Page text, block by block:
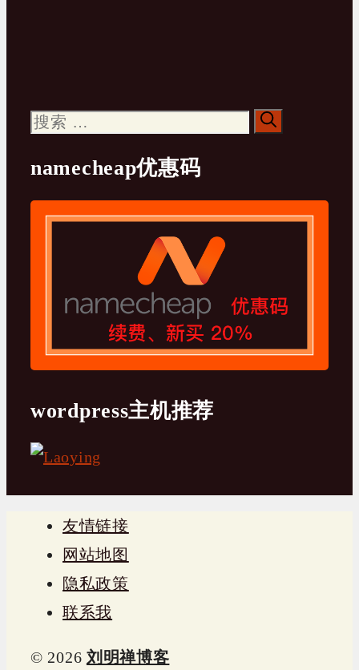
搜
namecheap优惠码
wordpress主机推荐
友情链接
网站地图
隐私政策
联系我
© 2026 刘明禅博客